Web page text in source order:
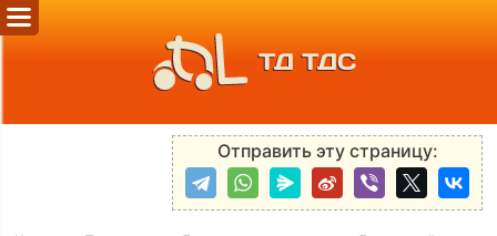
ТД ТДС
Отправить эту страницу: